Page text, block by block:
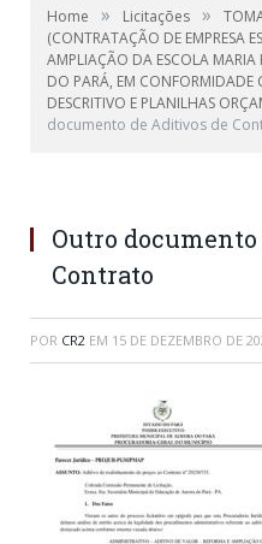
Home » Licitações »
(CONTRATAÇÃO DE EMPRESA
AMPLIAÇÃO DA ESCOLA
DO PARÁ, EM CONFORMIDADE
DESCRITIVO E PLANILHAS
documento de Aditivos de
Outro
Contrato
POR CR2 EM 15 DE DEZEMBRO DE